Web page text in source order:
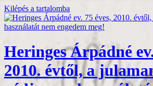
Kilépés a tartalomba
Heringes Árpádné
2010. évtől, a